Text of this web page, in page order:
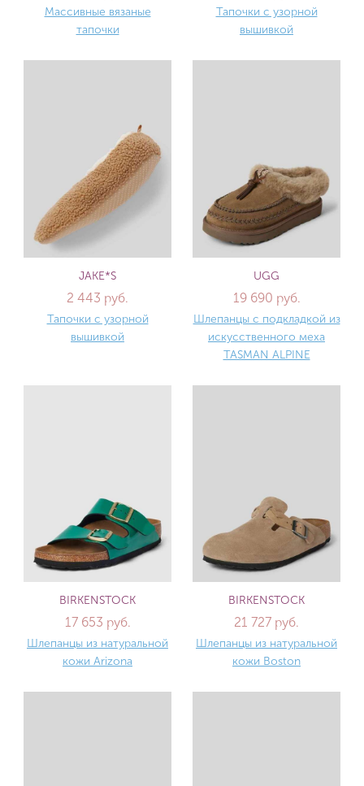
Массивные вязаные
тапочки
Тапочки с узорной
вышивкой
JAKE*S
2 443 руб.
Тапочки с узорной
вышивкой
UGG
19 690 руб.
Шлепанцы с подкладкой из
искусственного меха
TASMAN ALPINE
BIRKENSTOCK
17 653 руб.
Шлепанцы из натуральной
кожи Arizona
BIRKENSTOCK
21 727 руб.
Шлепанцы из натуральной
кожи Boston